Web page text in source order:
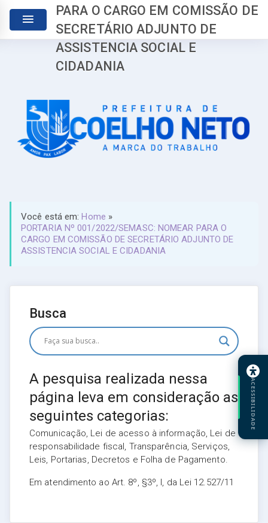
PARA O CARGO EM COMISSÃO DE
SECRETÁRIO ADJUNTO DE
ASSISTENCIA SOCIAL E
CIDADANIA
Você está em:Home »
PORTARIA Nº 001/2022/SEMASC: NOMEAR PARA O
CARGO EM COMISSÃO DE SECRETÁRIO ADJUNTO DE
ASSISTENCIA SOCIAL E CIDADANIA
Busca
A pesquisa realizada nessa
página leva em consideração as
seguintes categorias:
Comunicação, Lei de acesso à informação, Lei de
responsabilidade fiscal, Transparência, Serviços,
Leis, Portarias, Decretos e Folha de Pagamento.
Em atendimento ao Art. 8º, §3º, I, da Lei 12.527/11
ACESSIBILIDADE